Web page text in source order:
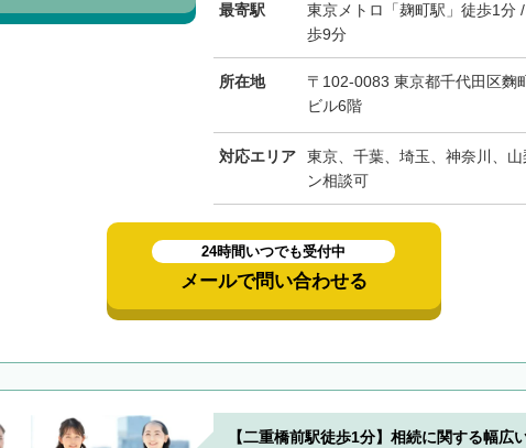
最寄駅
東京メトロ「麹町駅」徒歩1分
歩9分
所在地
〒102-0083 東京都千代田区麴
ビル6階
対応エリア
東京、千葉、埼玉、神奈川、
ン相談可
24時間いつでも受付中
メールで問い合わせる
【二重橋前駅徒歩1分】相続に関する幅広